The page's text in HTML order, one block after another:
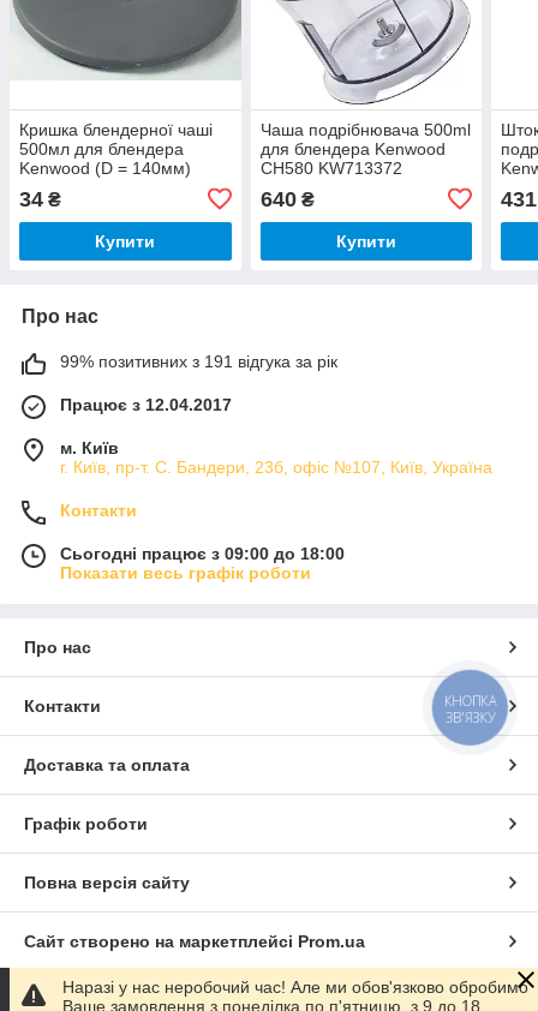
Кришка блендерної чаші
500мл для блендера
Kenwood (D = 140мм)
34 ₴
Купити
Чаша подрібнювача 500ml
для блендера Kenwood
CH580 KW713372
640₴
Купити
431
Про нас
99% позитивних з 191 відгука за рік
Працює з 12.04.2017
м. Київ
г. Київ, пр-т. С. Бандери, 23б, офіс №107, Київ, Україна
Контакти
Сьогодні працює з 09:00 до 18:00
Показати весь графік роботи
Про нас
Контакти
Доставка та оплата
Графік роботи
Повна версія сайту
Сайт створено на маркетплейсі Prom.ua
Політика конфіденційності
Наразі у нас неробочий час! Але ми обов'язково обробимо
Ваше замовлення з понеділка по п'ятницю, з 9 до 18.
КНОПКА
ЗВ'ЯЗКУ